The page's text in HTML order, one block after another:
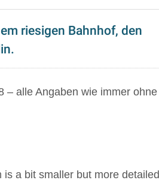
riesigen Bahnhof, den
– alle Angaben wie immer ohne
is a bit smaller but more detailed